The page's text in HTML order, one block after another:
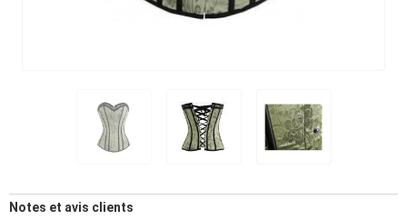
Notes et avis clients